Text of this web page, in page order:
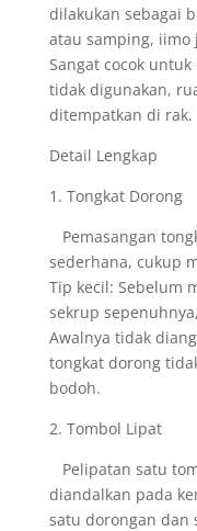
dilakukan sebagai
atau samping, iimo
Sangat cocok
tidak digunakan,
ditempatkan di rak.
Detail Lengkap
1. Tongkat Dorong
Pemasangan
sederhana, cukup
Tip kecil: Sebelum
sekrup
Awalnya tidak
tongkat dorong
bodoh.
2. Tombol Lipat
Pelipatan satu
diandalkan pada
satu dorongan dan